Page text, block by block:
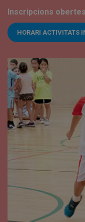
Inscripcions
HORARI ACTIVITATS